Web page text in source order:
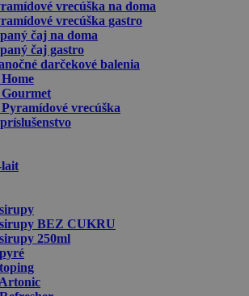
vrecúška na doma
vrecúška gastro
čaj na doma
čaj gastro
darčekové balenia
vrecúška
lait
BEZ CUKRU
250ml